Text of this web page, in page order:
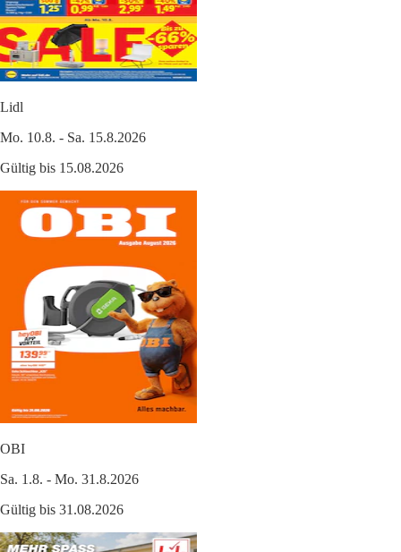
Lidl
Mo. 10.8. - Sa. 15.8.2026
Gültig bis 15.08.2026
OBI
Sa. 1.8. - Mo. 31.8.2026
Gültig bis 31.08.2026